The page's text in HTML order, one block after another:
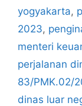
yogyakarta,
2023,
menteri
perjalanan
83/PMK.02/
dinas luar